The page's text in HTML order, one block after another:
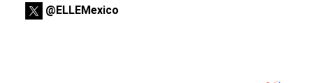
@ELLEMexico